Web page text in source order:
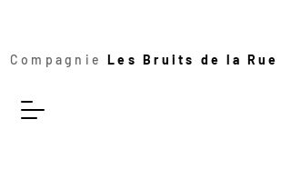
Compagnie Les Bruits de la Rue